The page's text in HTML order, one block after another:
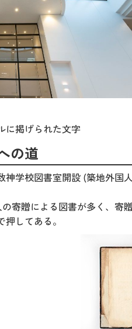
に掲げられた文字
の道
神学校図書室開設 (築地外国
寄贈による図書が多く、寄
押してある。